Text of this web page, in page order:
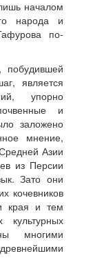
началом
народа и
по-
побудившей
является
упорно
и
заложено
мнение,
Азии
из Персии
Зато они
кочевников
края и тем
многими